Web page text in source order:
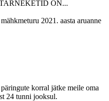
ON...
2021. aasta aruanne
korral jätke meile oma
24 tunni jooksul.